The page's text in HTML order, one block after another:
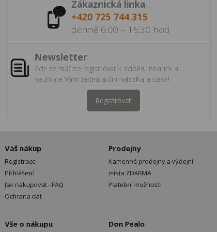
Zákaznická linka
+420 725 744 315
denně 6:00 – 15:30 hod
Newsletter
Zde se můžete registrovat k odběru novinek a
neunikne Vám žádná akční nabídka a sleva!
Registrovat
Váš nákup
Registrace
Přihlášení
Jak nakupovat - FAQ
Ochrana dat
Prodejny
Kamenné prodejny a výdejní
místa ZDARMA
Platební možnosti
Vše o nákupu Don Pealo